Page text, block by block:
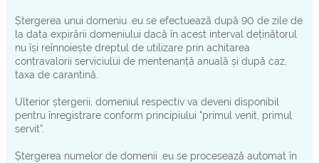
Ștergerea unui domeniu .eu se efectuează după 90 de zile de
la data expirării domeniului dacă în acest interval deținătorul
nu își reînnoiește dreptul de utilizare prin achitarea
contravalorii serviciului de mentenanță anuală și după caz,
taxa de carantină.
Ulterior ștergerii, domeniul respectiv va deveni disponibil
pentru înregistrare conform principiului "primul venit, primul
servit”.
Ștergerea numelor de domenii .eu se procesează automat în